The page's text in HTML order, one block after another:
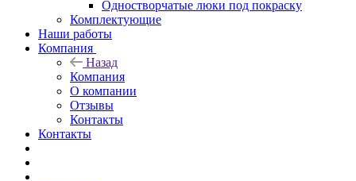
Одностворчатые люки под покраску
Комплектующие
Наши работы
Компания
Назад
Компания
О компании
Отзывы
Контакты
Контакты